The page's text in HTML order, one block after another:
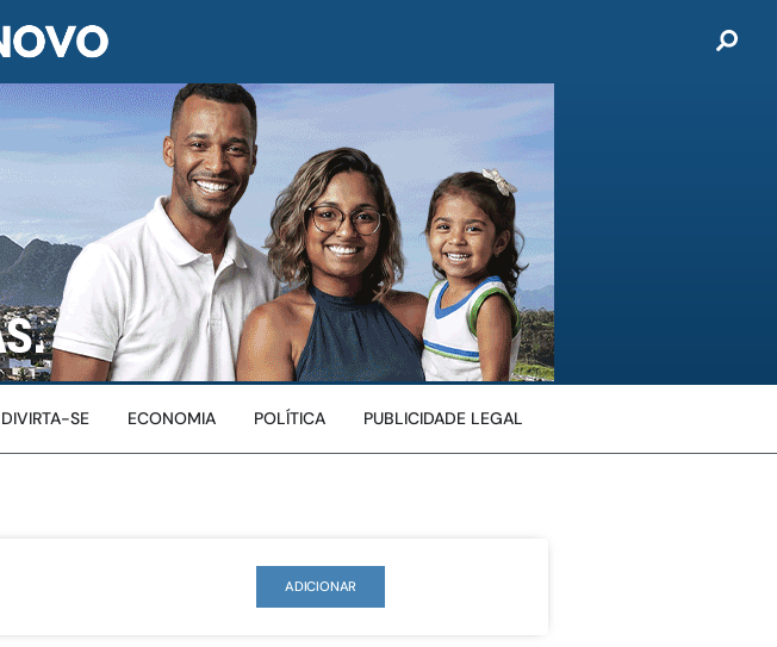
DIVIRTA-SE ECONOMIA POLÍTICA PUBLICIDADE LEGAL
ADICIONAR